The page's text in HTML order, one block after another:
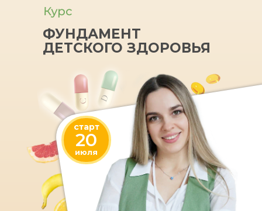
ФУНДАМЕНТ
ДЕТСКОГО ЗДОРОВЬЯ
20
июля
старт
Курс
D
C